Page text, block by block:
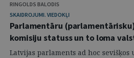
RINGOLDS BALODIS
SKAIDROJUMI. VIEDOKĻI
Parlamentāru
komisiju statuss un to loma
Latvijas parlaments ad hoc sevišķos